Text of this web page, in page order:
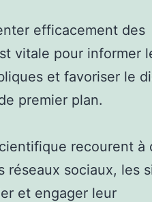
efficacement des
vitale pour informer
et favoriser le
premier plan.
recourent à
réseaux sociaux, les
et engager leur